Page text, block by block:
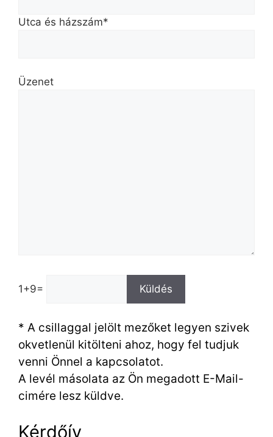
Utca és házszám*
Üzenet
1+9=
* A csillaggal jelölt mezőket legyen szivek
okvetlenül kitölteni ahoz, hogy fel tudjuk
venni Önnel a kapcsolatot.
A levél másolata az Ön megadott E-Mail-
cimére lesz küldve.
Kérdőív